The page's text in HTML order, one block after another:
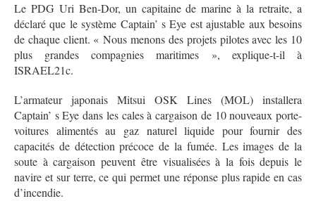
Le PDG Uri Ben-Dor, un capitaine de marine à la retraite, a
déclaré que le système Captain’ s Eye est ajustable aux besoins
de chaque client. « Nous menons des projets pilotes avec les 10
plus grandes compagnies maritimes », explique-t-il à
ISRAEL21c.
L’armateur japonais Mitsui OSK Lines (MOL) installera
Captain’ s Eye dans les cales à cargaison de 10 nouveaux porte-
voitures alimentés au gaz naturel liquide pour fournir des
capacités de détection précoce de la fumée. Les images de la
soute à cargaison peuvent être visualisées à la fois depuis le
navire et sur terre, ce qui permet une réponse plus rapide en cas
d’incendie.